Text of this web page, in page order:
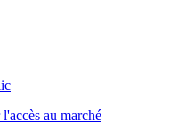
au marché